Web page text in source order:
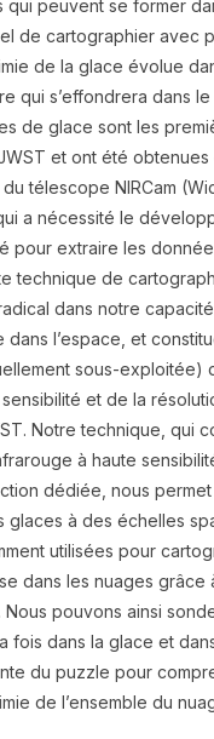
peuvent se former
de cartographier avec
de la glace évolue
qui s’effondrera dans le
de glace sont les
et ont été obtenues
télescope NIRCam
a nécessité le
pour extraire les
technique de
dans notre
l’espace, et
sous-exploitée)
et de la
Notre technique, qui
à haute
dédiée, nous
glaces à des échelles
utilisées pour
dans les nuages grâce
Nous pouvons ainsi
fois dans la glace et
du puzzle pour
de l’ensemble du